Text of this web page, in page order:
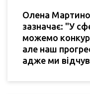
Олена
зазначає: "У
можемо
але наш
адже ми